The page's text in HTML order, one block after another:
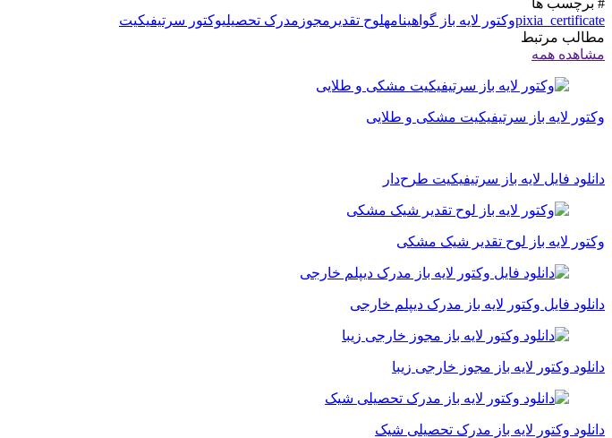
pixia_certificateوکتور لایه باز گواهینامهلوح تقدیر مجوز مدرک تحصیلیوکتور سرتیفیکیت
مطالب مرتبط
مشاهده همه
وکتور لایه باز سرتیفیکیت مشکی و طلایی
دانلود فایل لایه باز سرتیفیکیت طرح‌دار
وکتور لایه باز لوح تقدیر شیک مشکی
دانلود فایل وکتور لایه باز مدرک دیپلم خارجی
دانلود وکتور لایه باز مجوز خارجی زیبا
دانلود وکتور لایه باز مدرک تحصیلی شیک